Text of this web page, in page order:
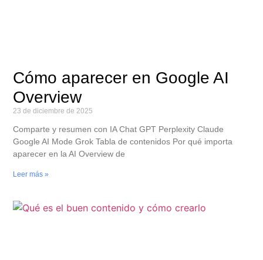
Cómo aparecer en Google AI
Overview
23 de diciembre de 2025
Comparte y resumen con IA Chat GPT Perplexity Claude
Google AI Mode Grok Tabla de contenidos Por qué importa
aparecer en la AI Overview de
Leer más »